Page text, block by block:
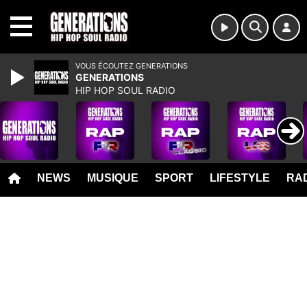
NEWS MUSIQUE SPORT LIFESTYLE
VOUS ÉCOUTEZ GENERATIONS
GENERATIONS
HIP HOP SOUL RADIO